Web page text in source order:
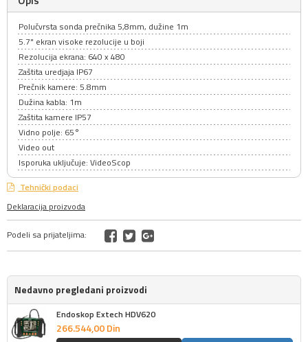
Polučvrsta sonda prečnika 5,8mm, dužine 1m
5.7" ekran visoke rezolucije u boji
Rezolucija ekrana: 640 x 480
Zaštita uredjaja IP67
Prečnik kamere: 5.8mm
Dužina kabla: 1m
Zaštita kamere IP57
Vidno polje: 65°
Video out
Isporuka uključuje: VideoScop
Tehnički podaci
Deklaracija proizvoda
Podeli sa prijateljima:
Nedavno pregledani proizvodi
Endoskop Extech HDV620
266.544,00Din